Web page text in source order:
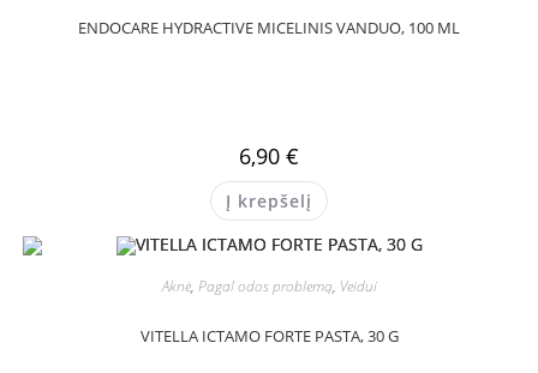
ENDOCARE HYDRACTIVE MICELINIS VANDUO, 100 ML
6,90 €
Į krepšelį
Aknė, Pagal odos problemą, Veidui
VITELLA ICTAMO FORTE PASTA, 30 G